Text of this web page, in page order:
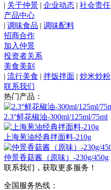
| 关于仲景 | 企业动态 | 社会责任
产品中心
| 调味食品 | 调味配料
招商合作
加入仲景
投资者关系
美食美刻
| 流行美食 | 拌饭拌面 | 炒米炒粉
联系我们
热门产品：
2.3°鲜花椒油-300ml/125ml/75ml
上海葱油经典拌面料-210g
仲景香菇酱（原味）-230g/450g
联系我们，获取更多服务！
全国服务热线：